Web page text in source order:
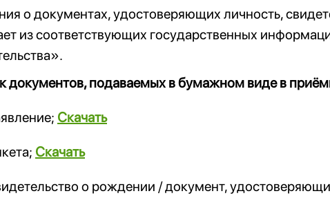
о документах, удостоверяющих личность,
из соответствующих государственных
документов, подаваемых в бумажном виде в
Скачать
Скачать
о рождении / документ,